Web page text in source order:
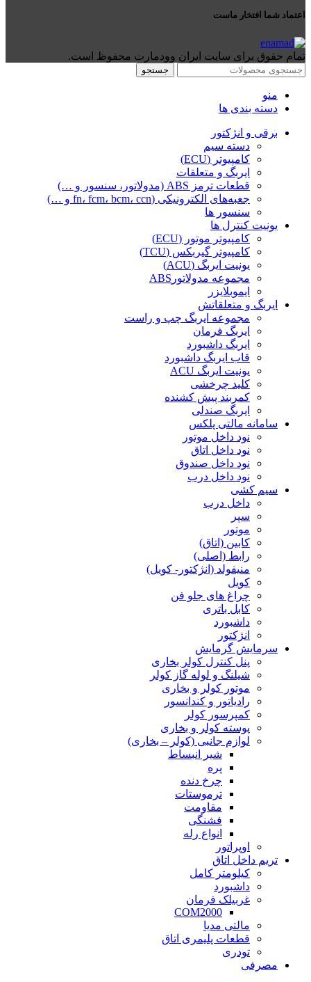
اعتماد شما افتخار ماست
تمام حقوق برای سایت ایران وودمارت محفوظ است.
جستجو
منو
دسته بندی ها
برقی و انژکتور
دسته سیم
کامپیوتر (ECU)
ایربگ و متعلقات
قطعات ترمز ABS (مدولاتور، سنسور و …)
جعبه‌های الکترونیکی (fn، fcm، bcm، ccn و …)
سنسور ها
یونیت کنترل ها
کامپیوتر موتور (ECU)
کامپیوتر گیربکس (TCU)
یونیت ایربگ (ACU)
مجموعه مدولاتورABS
ایموبلایزر
ایربگ و متعلقاتش
مجموعه ایربگ چپ و راست
ایربگ فرمان
ایربگ داشبورد
قاب ایربگ داشبورد
یونیت ایربگ ACU
کلید چرخشی
کمربند پیش کشنده
ایربگ صندلی
سامانه مالتی پلکس
نود داخل موتور
نود داخل اتاق
نود داخل صندوق
نود داخل درب
سیم کشی
داخل درب
سپر
موتور
کابین (اتاق)
رابط (اصلی)
منیفولد (انژکتور- کویل)
کویل
چراغ های جلو فن
کابل باتری
داشبورد
انژکتور
سرمایش گرمایش
پنل کنترل کولر بخاری
شیلنگ و لوله گاز کولر
موتور کولر و بخاری
رادیاتور و کندانسور
کمپرسور کولر
پوسته کولر و بخاری
لوازم جانبی (کولر – بخاری)
شیر انبساط
پره
چرخ دنده
ترموستات
مقاومت
فشنگی
انواع رله
اوپراتور
تریم داخل اتاق
کیلومتر کامل
داشبورد
غربیلک فرمان
COM2000
مالتی مدیا
قطعات پلیمری اتاق
تودری
مصرفی